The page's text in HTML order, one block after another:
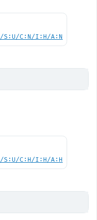
S:U/C:N/I:H/A:N
S:U/C:H/I:H/A:H